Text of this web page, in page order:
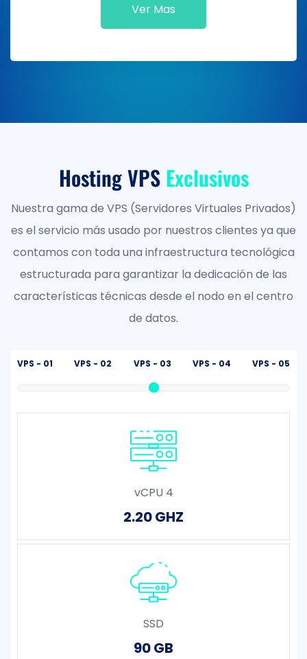
Ver Mas
Hosting VPS Exclusivos
Nuestra gama de VPS (Servidores Virtuales Privados)
es el servicio más usado por nuestros clientes ya que
contamos con toda una infraestructura tecnológica
estructurada para garantizar la dedicación de las
características técnicas desde el nodo en el centro
de datos.
VPS - 01 VPS - 02 VPS - 03 VPS - 04 VPS - 05
vCPU 4
2.20 GHZ
SSD
90 GB